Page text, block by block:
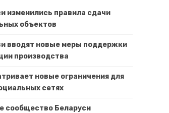
изменились правила сдачи
объектов
вводят новые меры поддержки
производства
новые ограничения для
сетях
сообщество Беларуси